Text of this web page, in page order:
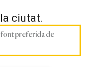
ciutat.
font preferida de